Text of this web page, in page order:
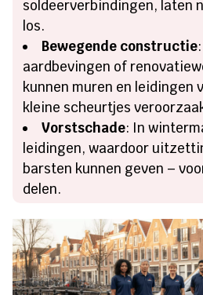
soldeerverbindingen, laten
los.
Bewegende constructie
aardbevingen of
kunnen muren en leidingen
kleine scheurtjes
Vorstschade: In
leidingen, waardoor
barsten kunnen geven –
delen.